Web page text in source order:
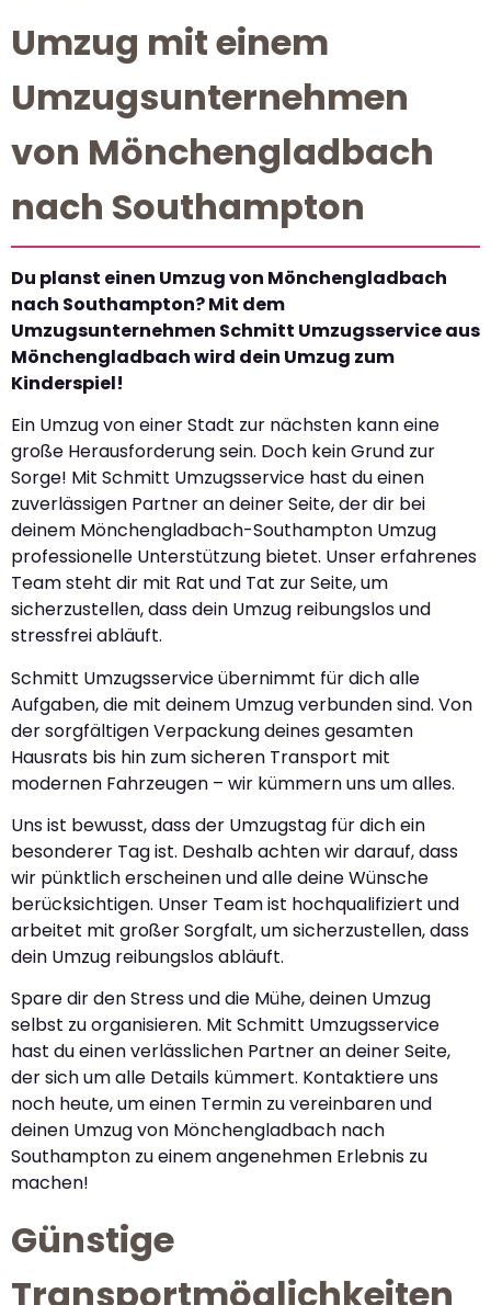
Umzug mit einem
Umzugsunternehmen
von Mönchengladbach
nach Southampton
Du planst einen Umzug von Mönchengladbach
nach Southampton? Mit dem
Umzugsunternehmen Schmitt Umzugsservice aus
Mönchengladbach wird dein Umzug zum
Kinderspiel!
Ein Umzug von einer Stadt zur nächsten kann eine
große Herausforderung sein. Doch kein Grund zur
Sorge! Mit Schmitt Umzugsservice hast du einen
zuverlässigen Partner an deiner Seite, der dir bei
deinem Mönchengladbach-Southampton Umzug
professionelle Unterstützung bietet. Unser erfahrenes
Team steht dir mit Rat und Tat zur Seite, um
sicherzustellen, dass dein Umzug reibungslos und
stressfrei abläuft.
Schmitt Umzugsservice übernimmt für dich alle
Aufgaben, die mit deinem Umzug verbunden sind. Von
der sorgfältigen Verpackung deines gesamten
Hausrats bis hin zum sicheren Transport mit
modernen Fahrzeugen – wir kümmern uns um alles.
Uns ist bewusst, dass der Umzugstag für dich ein
besonderer Tag ist. Deshalb achten wir darauf, dass
wir pünktlich erscheinen und alle deine Wünsche
berücksichtigen. Unser Team ist hochqualifiziert und
arbeitet mit großer Sorgfalt, um sicherzustellen, dass
dein Umzug reibungslos abläuft.
Spare dir den Stress und die Mühe, deinen Umzug
selbst zu organisieren. Mit Schmitt Umzugsservice
hast du einen verlässlichen Partner an deiner Seite,
der sich um alle Details kümmert. Kontaktiere uns
noch heute, um einen Termin zu vereinbaren und
deinen Umzug von Mönchengladbach nach
Southampton zu einem angenehmen Erlebnis zu
machen!
Günstige
Transportmöglichkeiten